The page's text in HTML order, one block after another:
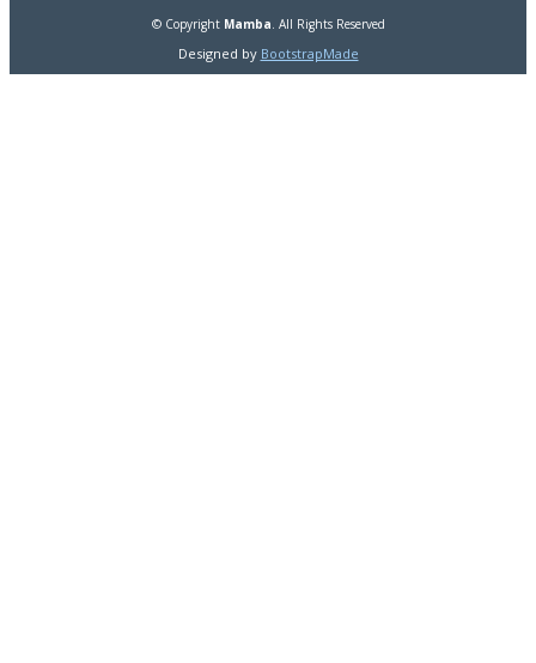
© Copyright Mamba. All Rights Reserved
Designed by BootstrapMade